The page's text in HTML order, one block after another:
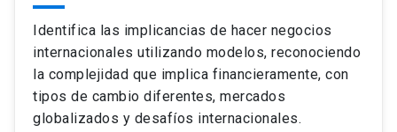
Identifica las implicancias de hacer negocios
internacionales utilizando modelos, reconociendo
la complejidad que implica financieramente, con
tipos de cambio diferentes, mercados
globalizados y desafíos internacionales.